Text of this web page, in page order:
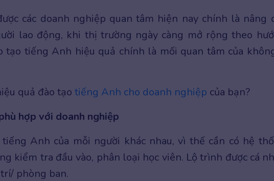
các doanh nghiệp quan tâm hiện nay chính là nâng
lao động, khi thị trường ngày càng mở rộng theo
tạo tiếng Anh hiệu quả chính là mối quan tâm của
quả đào tạo tiếng Anh cho doanh nghiệp của bạn?
hợp với doanh nghiệp
Anh của mỗi người khác nhau, vì thế cần có hệ
kiểm tra đầu vào, phân loại học viên. Lộ trình được cá
phòng ban.